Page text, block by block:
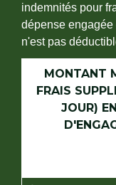
indemnités pour
dépense
n'est pas
MONTANT
FRAIS
JOUR)